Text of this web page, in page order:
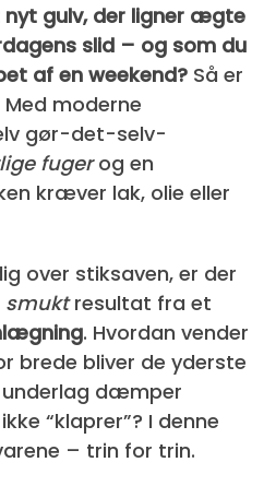
gulv, der ligner ægte
slid – og som du
af en weekend? Så er
moderne
gør-det-selv-
fugerog en
kræver lak, olie eller
over stiksaven, er der
smuktresultat fra et
. Hvordan vender
brede bliver de yderste
dæmper
“klaprer”? I denne
– trin for trin.